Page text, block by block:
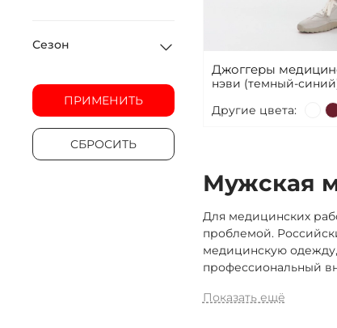
Джоггеры
нэви (темный-
Другие цвета:
Мужская
Для медицинских
проблемой.
медицинскую
профессиональный
Показать ещё
Сезон
ПРИМЕНИТЬ
СБРОСИТЬ